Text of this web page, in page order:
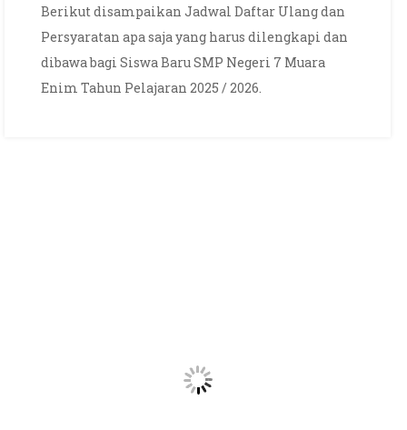
Daftar
Ulang
dan
Berikut disampaikan Jadwal Daftar Ulang dan
Persyaratan apa saja yang harus dilengkapi dan
dibawa bagi Siswa Baru SMP Negeri 7 Muara
Enim Tahun Pelajaran 2025 / 2026.